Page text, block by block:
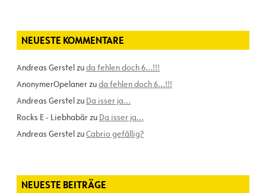
NEUESTE KOMMENTARE
Andreas Gerstel zuda fehlen doch 6…!!!
AnonymerOpelanerzuda fehlen doch 6…!!!
Andreas Gerstel zu Da isser ja…
Rocks E - Liebhabärzu Da isser ja…
Andreas Gerstel zuCabrio gefällig?
NEUESTE BEITRÄGE